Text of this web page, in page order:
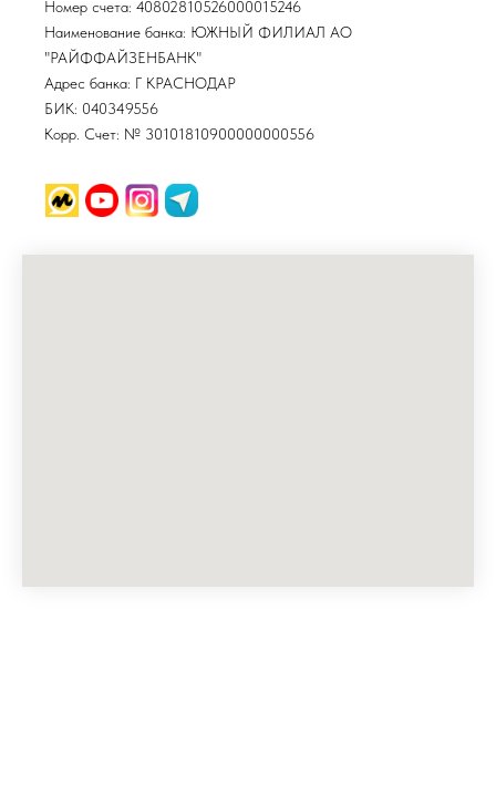
Номер счета: 40802810526000015246
Наименование банка: ЮЖНЫЙ ФИЛИАЛ АО
"РАЙФФАЙЗЕНБАНК"
Адрес банка: Г КРАСНОДАР
БИК: 040349556
Корр. Счет: № 30101810900000000556